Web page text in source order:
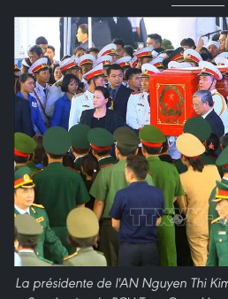
La présidente de l'AN Nguyen Thi